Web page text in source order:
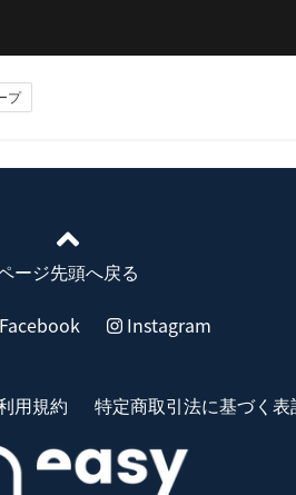
プ
ージ先頭へ戻る
Facebook Instagram
用規約 特定商取引法に基づく表